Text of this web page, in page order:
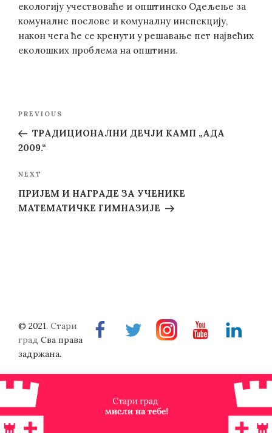
екологију учествоваће и општинско Одељење за
комуналне послове и комуналну инспекцију,
након чега ће се кренути у решавање пет највећих
еколошких проблема на општини.
Previous
Post
PREVIOUS
ТРАДИЦИОНАЛНИ ДЕЧЈИ КАМП „АДА
2009.“
Next
Post
NEXT
ПРИЈЕМ И НАГРАДЕ ЗА УЧЕНИКЕ
МАТЕМАТИЧКЕ ГИМНАЗИЈЕ
FacebookTwitterInstragramYoutubeLinkedin
© 2021. Стари
град Сва права
задржана.